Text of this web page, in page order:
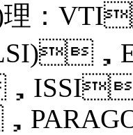
理：